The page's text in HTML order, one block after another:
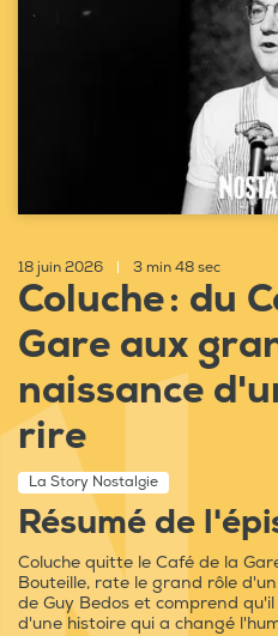
18 juin 2026 3 min 48 sec
Coluche : du
Gare aux
naissance
rire
La Story Nostalgie
Résumé de
Coluche quitte le Café de la
Bouteille, rate le grand rôle
de Guy Bedos et comprend
d'une histoire qui a changé